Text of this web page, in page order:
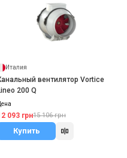
Италия
вентилятор Vortice
200 Q
Цена
093 грн15 106 грн
Купить